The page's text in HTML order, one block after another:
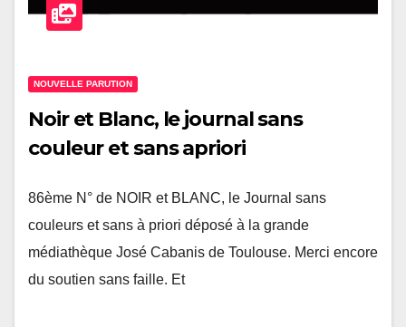
NOUVELLE PARUTION
Noir et Blanc, le journal sans
couleur et sans apriori
86ème N° de NOIR et BLANC, le Journal sans
couleurs et sans à priori déposé à la grande
médiathèque José Cabanis de Toulouse. Merci encore
du soutien sans faille. Et